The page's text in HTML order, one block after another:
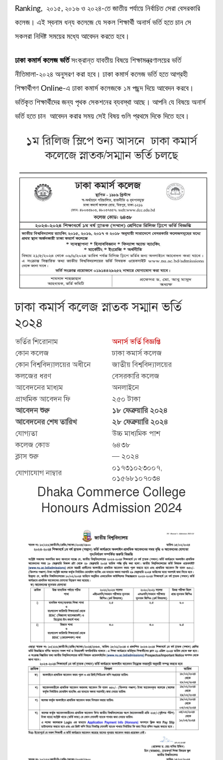
Ranking, ২০১৫, ২০১৬ ও ২০২৪-তে জাতীয় পর্যায়ে নির্বাচিত সেরা বেসরকারি
কলেজ। এই স্বনাম ধন্য কলেজে যে সকল শিক্ষার্থী অনার্স ভর্তি হতে চান সে
সকলরা নিদিষ্ট সময়ের মধ্যে আবেদন করতে হবে।
ঢাকা কমার্স কলেজ ভর্তিসংক্রান্ত যাবতীয় বিষয়ে শিক্ষামন্ত্রণালয়ের ভর্তি
নীতিমালা-২০২৪ অনুসরণ করা হবে। ঢাকা কমার্স কলেজ ভর্তি হতে আগ্রহী
শিক্ষার্থীগণ Online-এ ঢাকা কমার্স কলেজকে ১ম পছন্দ দিয়ে আবেদন করবে।
ভর্তিকৃত শিক্ষার্থীদের জন্য পৃথক সেকশনের ব্যবস্থা আছে। আপনি যে বিষয়ে অনার্স
ভর্তি হতে চান আবেদন করার সময় সেই বিষয় গুলি প্রথমে দিকে দিতে হবে।
১ম রিলিজ স্লিপে শুন্য আসনে ঢাকা কমার্স
কলেজে স্নাতক/সম্মান ভর্তি চলছে
ঢাকা কমার্স কলেজ স্নাতক সম্মান ভর্তি
২০২৪
ভর্তির শিরোনাম
অনার্স ভর্তি বিজ্ঞপ্তি
কোন কলেজ
ঢাকা কমার্স কলেজ
কোন বিশ্ববিদ্যালয়ের অধীনে
জাতীয় বিশ্ববিদ্যালয়ের
কলজের ধরণ
বেসরকারি কলেজ
আবেদনের মাধ্যম
অনলাইনে
প্রাথমিক আবেদন ফি
২৫০ টাকা
আবেদন শুরু
১৮ ফেব্রুয়ারি ২০২৪
আবেদনের শেষ তারিখ
২৮ ফেব্রুয়ারি ২০২৪
যোগ্যতা
উচ্চ মাধ্যমিক পাশ
কলেজ কোড
৬৪৩৮
ক্লাস শুরু
— ২০২৪
যোগাযোগ নাম্বার
০১৭৩১০২৩০০৭,
০১৫৬৮১০৭০৩৪
Dhaka Commerce College
Honours Admission 2024